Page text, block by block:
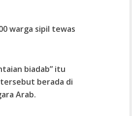
warga sipil tewas
biadab” itu
berada di
Arab.